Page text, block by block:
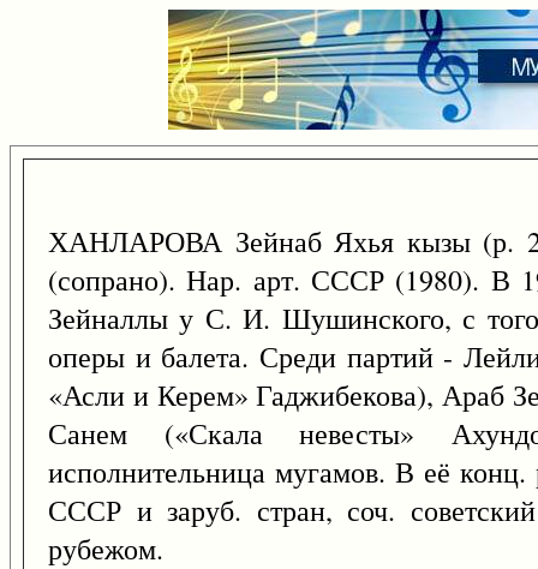
ХАНЛАРОВА Зейнаб Яхья кызы (р.
(сопрано). Нар. арт. СССР (1980). В
Зейналлы у С. И. Шушинского, с того
оперы и балета. Среди партий -
«Асли и Керем» Гаджибекова), Араб
Санем («Скала невесты»
исполнительница мугамов. В её конц.
СССР и заруб. стран, соч.
рубежом.